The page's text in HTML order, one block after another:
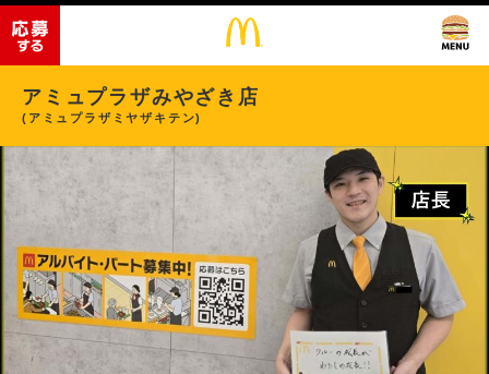
アミュプラザみやざき店
(アミュプラザミヤザキテン)